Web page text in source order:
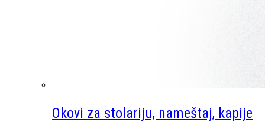
Okovi za stolariju, nameštaj, kapije